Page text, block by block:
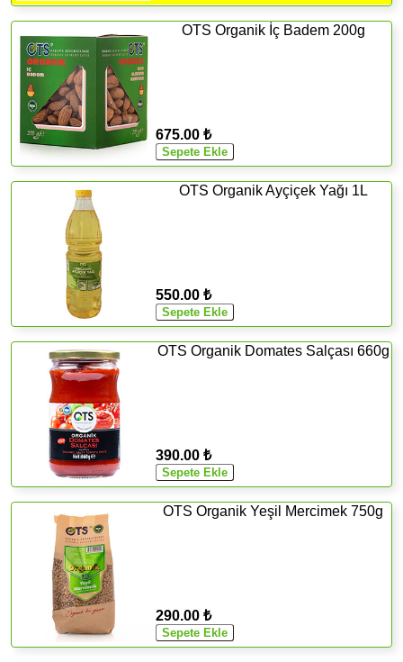
OTS Organik İç Badem 200g
675.00 ₺
OTS Organik Ayçiçek Yağı 1L
550.00 ₺
OTS Organik Domates Salçası 660g
390.00 ₺
OTS Organik Yeşil Mercimek 750g
290.00 ₺